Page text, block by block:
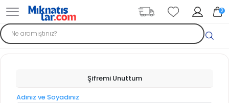
0
Şifremi Unuttum
Adınız ve Soyadınız